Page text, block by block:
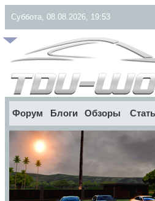
Суббота, 08.08.2026, 19:53
Форум Блоги Обзоры